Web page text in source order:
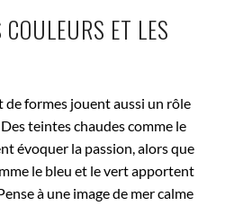
ET LES
de formes jouent aussi un rôle
teintes chaudes comme le
évoquer la passion, alors que
le bleu et le vert apportent
à une image de mer calme